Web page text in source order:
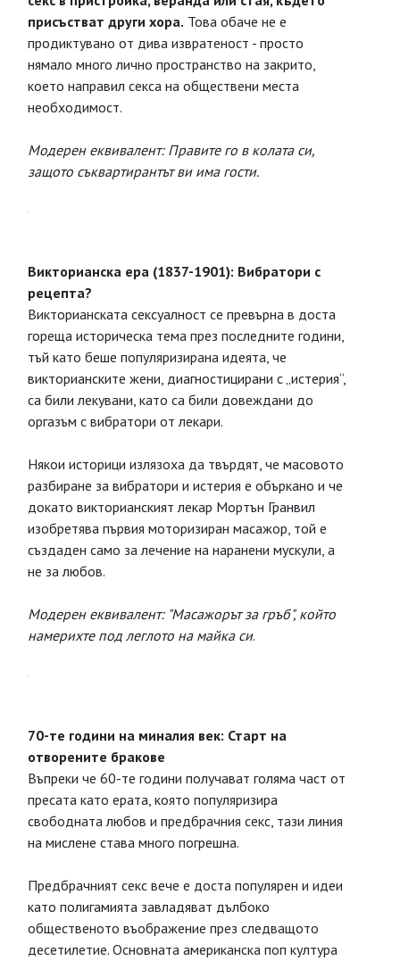
присъстват други хора. Това обаче не е
продиктувано от дива извратеност - просто
нямало много лично пространство на закрито,
което направил секса на обществени места
необходимост.
Модерен еквивалент: Правите го в колата си,
защото съквартирантът ви има гости.
Викторианска ера (1837-1901): Вибратори с
рецепта?
Викторианската сексуалност се превърна в доста
гореща историческа тема през последните години,
тъй като беше популяризирана идеята, че
викторианските жени, диагностицирани с „истерия“,
са били лекувани, като са били довеждани до
оргазъм с вибратори от лекари.
Някои историци излязоха да твърдят, че масовото
разбиране за вибратори и истерия е объркано и че
докато викторианският лекар Мортън Гранвил
изобретява първия моторизиран масажор, той е
създаден само за лечение на наранени мускули, а
не за любов.
Модерен еквивалент: "Масажорът за гръб", който
намерихте под леглото на майка си.
70-те години на миналия век: Старт на
отворените бракове
Въпреки че 60-те години получават голяма част от
пресата като ерата, която популяризира
свободната любов и предбрачния секс, тази линия
на мислене става много погрешна.
Предбрачният секс вече е доста популярен и идеи
като полигамията завладяват дълбоко
общественото въображение през следващото
десетилетие. Основната американска поп култура